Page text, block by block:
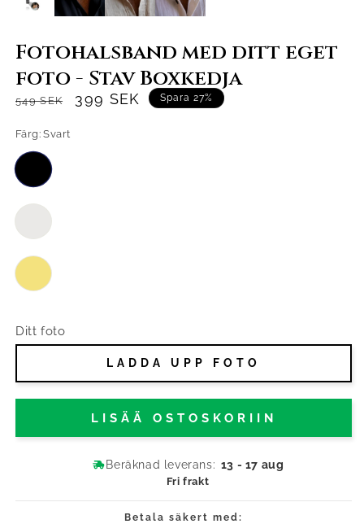
Fotohalsband med ditt eget
foto - Stav Boxkedja
Normaalihinta
549 SEK Alennushinta
399 SEK Spara 27%
Färg:Svart
Ditt foto
LADDA UPP FOTO
LISÄÄ OSTOSKORIIN
Beräknad leverans: 13 - 17 aug
Fri frakt
Betala säkert med: